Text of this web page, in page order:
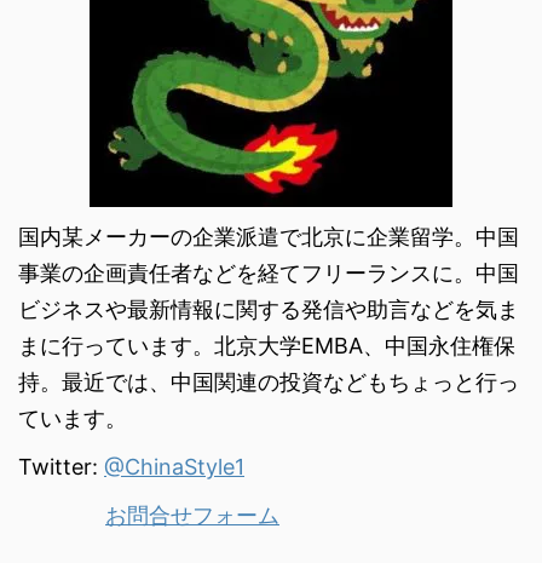
国内某メーカーの企業派遣で北京に企業留学。中国
事業の企画責任者などを経てフリーランスに。中国
ビジネスや最新情報に関する発信や助言などを気ま
まに行っています。北京大学EMBA、中国永住権保
持。最近では、中国関連の投資などもちょっと行っ
ています。
Twitter: @ChinaStyle1
お問合せフォーム